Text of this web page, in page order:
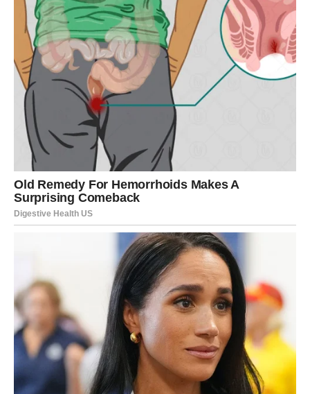
Lav
Lavovima druga polovina marta donosi karmičke nagrade.
Vaš trud, strpljenje i izdrzljivost iz prethodnog perioda
mogu konačno doneti rezultate.
Na poslovnom planu moguće je priznanje ili prilika koja
vam daje osećaj ponosa. Ovo je period kada Lavovi mogu
zablistati.
U ljubavi su moguća prijatna iznenađenja. Partner može
pokazati koliko mu značite, dok slobodni Lavovi mogu
upoznati osobu koja ih fascinira.
Devica
Device u drugoj polovini marta prolaze kroz period
introspekcije i karmičkih lekcija. Možda ćete shvatiti da je
vreme da promenite način na koji gledate na neke
odnose ili situacije.